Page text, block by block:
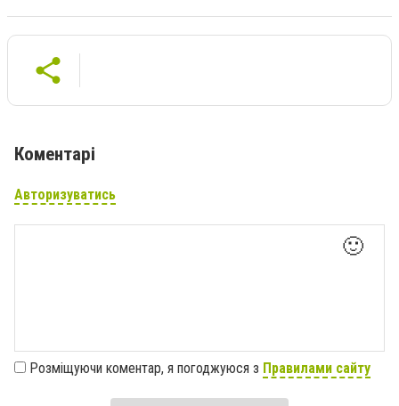
Коментарі
Авторизуватись
🙂
Розміщуючи коментар, я погоджуюся з Правилами сайту